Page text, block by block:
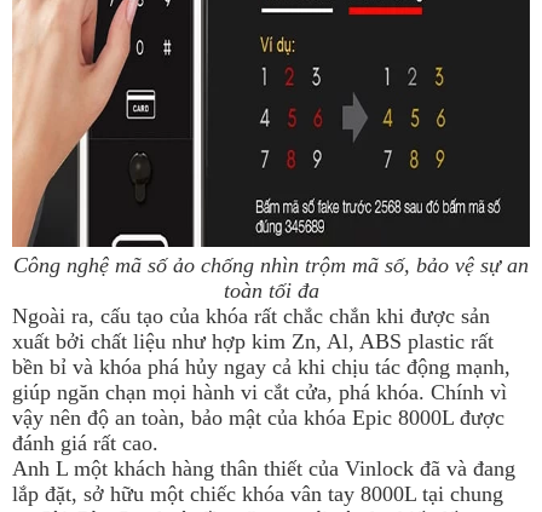
Công nghệ mã số ảo chống nhìn trộm mã số, bảo vệ sự an
toàn tối đa
Ngoài ra, cấu tạo của khóa rất chắc chắn khi được sản
xuất bởi chất liệu như hợp kim Zn, Al, ABS plastic rất
bền bỉ và khóa phá hủy ngay cả khi chịu tác động mạnh,
giúp ngăn chạn mọi hành vi cắt cửa, phá khóa. Chính vì
vậy nên độ an toàn, bảo mật của khóa Epic 8000L được
đánh giá rất cao.
Anh L một khách hàng thân thiết của Vinlock đã và đang
lắp đặt, sở hữu một chiếc khóa vân tay 8000L tại chung